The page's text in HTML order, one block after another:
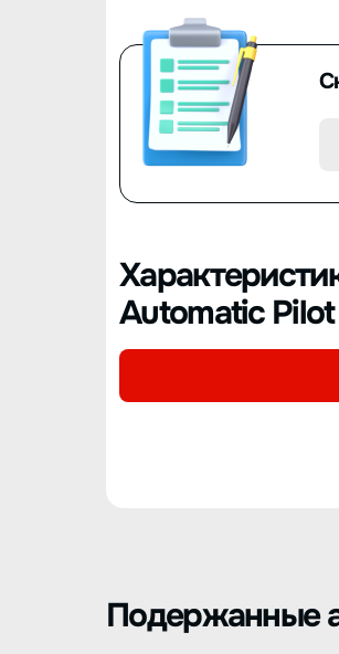
Automatic
Подержанные